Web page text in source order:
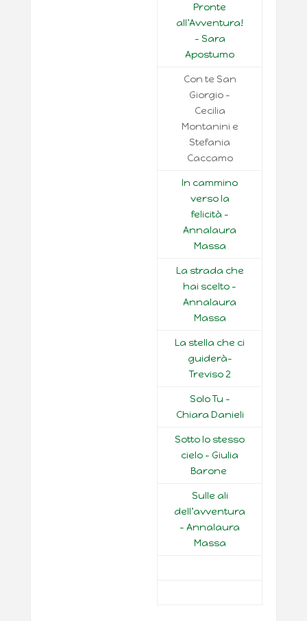
Pronte
all’Avventura!
– Sara
Apostumo
Con te San
Giorgio –
Cecilia
Montanini e
Stefania
Caccamo
In cammino
verso la
felicità –
Annalaura
Massa
La strada che
hai scelto –
Annalaura
Massa
La stella che ci
guiderà-
Treviso 2
Solo Tu –
Chiara Danieli
Sotto lo stesso
cielo – Giulia
Barone
Sulle ali
dell’avventura
– Annalaura
Massa